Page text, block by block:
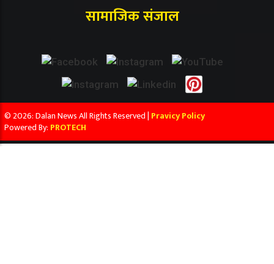
सामाजिक संजाल
© 2026: Dalan News All Rights Reserved | Pravicy Policy
Powered By: PROTECH